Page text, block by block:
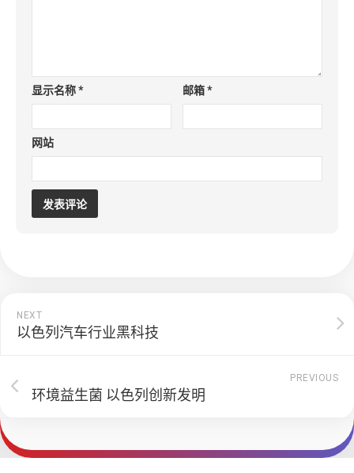
显示名称* 邮箱*
网站
NEXT
以色列汽车行业黑科技
PREVIOUS
环境益生菌 以色列创新发明